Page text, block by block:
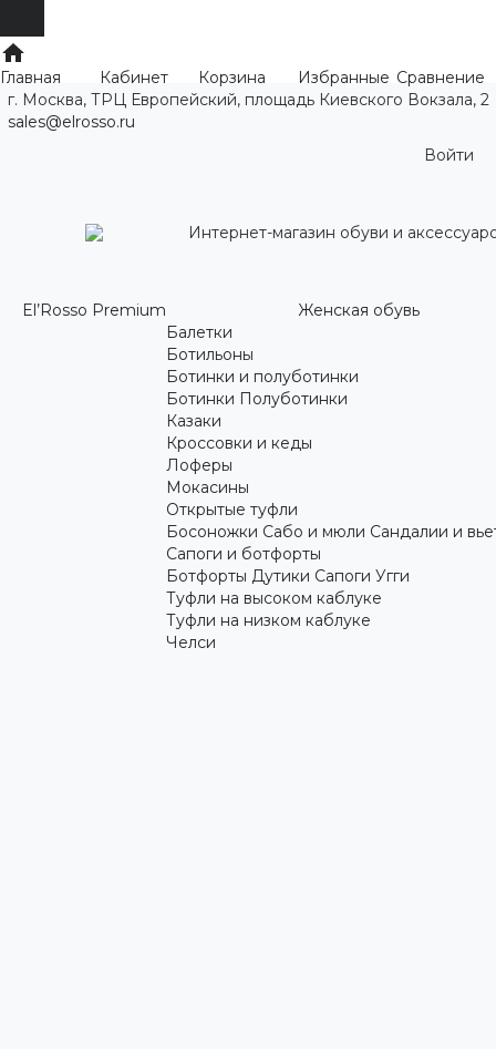
Главная Кабинет Корзина Избранные Сравнение
г. Москва, ТРЦ Европейский, площадь Киевского Вокзала, 2
sales@elrosso.ru
Войти
Интернет-магазин обуви и
El’Rosso Premium
Женская обувь
Балетки
Ботильоны
Ботинки и полуботинки
Ботинки Полуботинки
Казаки
Кроссовки и кеды
Лоферы
Мокасины
Открытые туфли
Босоножки Сабо и мюли Сандалии и
Сапоги и ботфорты
Ботфорты Дутики Сапоги Угги
Туфли на высоком каблуке
Туфли на низком каблуке
Челси